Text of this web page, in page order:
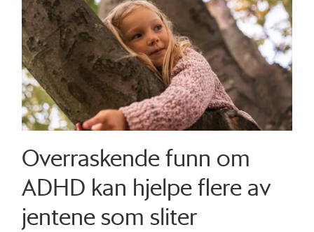
Overraskende funn om
ADHD kan hjelpe flere av
jentene som sliter